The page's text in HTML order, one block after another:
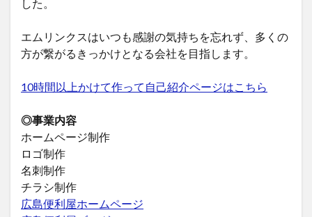
した。
エムリンクスはいつも感謝の気持ちを忘れず、多くの
方が繋がるきっかけとなる会社を目指します。
10時間以上かけて作って自己紹介ページはこちら
◎事業内容
ホームページ制作
ロゴ制作
名刺制作
チラシ制作
広島便利屋ホームページ